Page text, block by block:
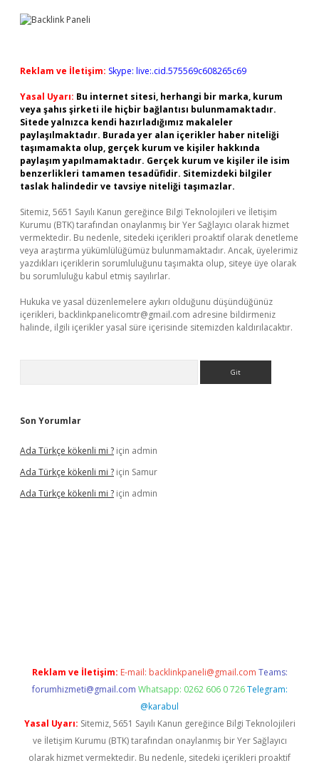
Reklam ve İletişim: Skype: live:.cid.575569c608265c69
Yasal Uyarı: Bu internet sitesi, herhangi bir marka, kurum
veya şahıs şirketi ile hiçbir bağlantısı bulunmamaktadır.
Sitede yalnızca kendi hazırladığımız makaleler
paylaşılmaktadır. Burada yer alan içerikler haber niteliği
taşımamakta olup, gerçek kurum ve kişiler hakkında
paylaşım yapılmamaktadır. Gerçek kurum ve kişiler ile isim
benzerlikleri tamamen tesadüfidir. Sitemizdeki bilgiler
taslak halindedir ve tavsiye niteliği taşımazlar.
Sitemiz, 5651 Sayılı Kanun gereğince Bilgi Teknolojileri ve İletişim
Kurumu (BTK) tarafından onaylanmış bir Yer Sağlayıcı olarak hizmet
vermektedir. Bu nedenle, sitedeki içerikleri proaktif olarak denetleme
veya araştırma yükümlülüğümüz bulunmamaktadır. Ancak, üyelerimiz
yazdıkları içeriklerin sorumluluğunu taşımakta olup, siteye üye olarak
bu sorumluluğu kabul etmiş sayılırlar.
Hukuka ve yasal düzenlemelere aykırı olduğunu düşündüğünüz
içerikleri, backlinkpanelicomtr@gmail.com adresine bildirmeniz
halinde, ilgili içerikler yasal süre içerisinde sitemizden kaldırılacaktır.
Son Yorumlar
Ada Türkçe kökenli mi ? için admin
Ada Türkçe kökenli mi ? için Samur
Ada Türkçe kökenli mi ? için admin
Reklam ve İletişim: E-mail: backlinkpaneli@gmail.com Teams:
forumhizmeti@gmail.com Whatsapp: 0262 606 0 726 Telegram:
@karabul
Yasal Uyarı: Sitemiz, 5651 Sayılı Kanun gereğince Bilgi Teknolojileri
ve İletişim Kurumu (BTK) tarafından onaylanmış bir Yer Sağlayıcı
olarak hizmet vermektedir. Bu nedenle, sitedeki içerikleri proaktif